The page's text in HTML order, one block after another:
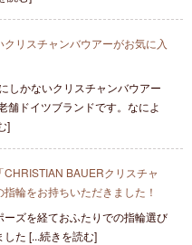
リスチャンバウアーがお気に入
しかないクリスチャンバウアー
舗ドイツブランドです。なによ
]
CHRISTIAN BAUERクリスチャ
輪をお持ちいただきました！
ーズを経ておふたりでの指輪選び
た [...続きを読む]